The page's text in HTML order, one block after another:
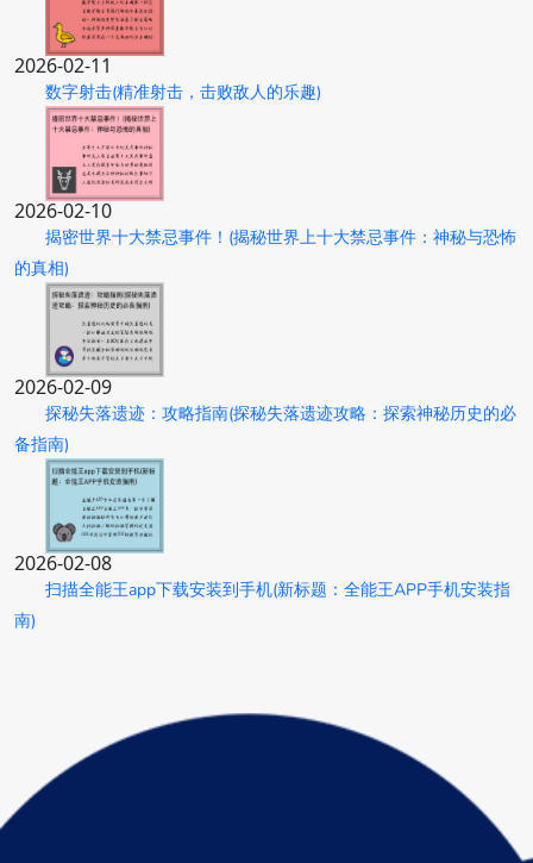
2026-02-11
数字射击(精准射击，击败敌人的乐趣)
2026-02-10
揭密世界十大禁忌事件！(揭秘世界上十大禁忌事件：神秘与恐怖
的真相)
2026-02-09
探秘失落遗迹：攻略指南(探秘失落遗迹攻略：探索神秘历史的必
备指南)
2026-02-08
扫描全能王app下载安装到手机(新标题：全能王APP手机安装指
南)